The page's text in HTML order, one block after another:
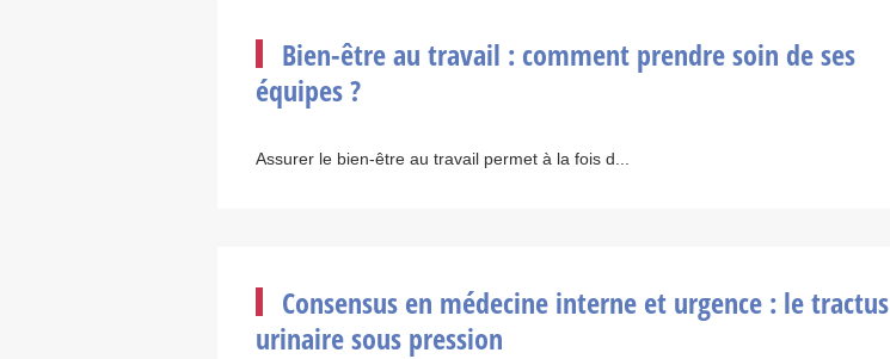
Bien-être au travail : comment prendre soin de ses
équipes ?
Assurer le bien-être au travail permet à la fois d...
Consensus en médecine interne et urgence : le tractus
urinaire sous pression